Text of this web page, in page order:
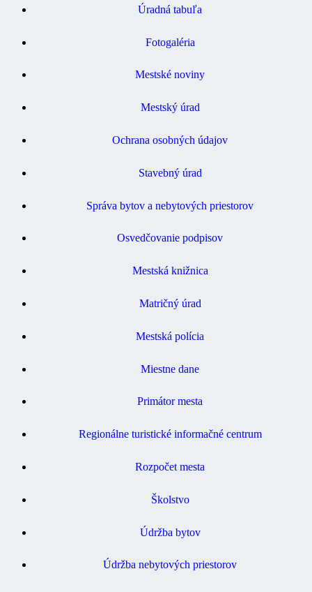
Úradná tabuľa
Fotogaléria
Mestské noviny
Mestský úrad
Ochrana osobných údajov
Stavebný úrad
Správa bytov a nebytových priestorov
Osvedčovanie podpisov
Mestská knižnica
Matričný úrad
Mestská polícia
Miestne dane
Primátor mesta
Regionálne turistické informačné centrum
Rozpočet mesta
Školstvo
Údržba bytov
Údržba nebytových priestorov